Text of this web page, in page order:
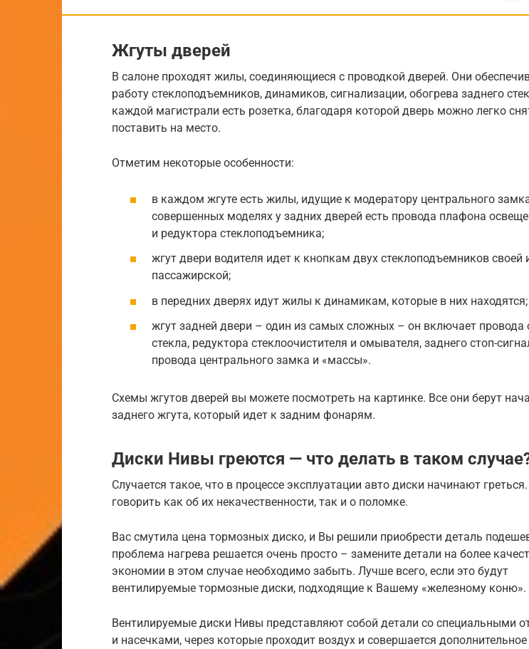
Жгуты дверей
В салоне проходят жилы, соединяющиеся с проводкой дверей. Они
работу стеклоподъемников, динамиков, сигнализации, обогрева заднего
каждой магистрали есть розетка, благодаря которой дверь можно легко
поставить на место.
Отметим некоторые особенности:
в каждом жгуте есть жилы, идущие к модератору центрального
совершенных моделях у задних дверей есть провода плафона
и редуктора стеклоподъемника;
жгут двери водителя идет к кнопкам двух стеклоподъемников своей
пассажирской;
в передних дверях идут жилы к динамикам, которые в них находятся;
жгут задней двери – один из самых сложных – он включает провода
стекла, редуктора стеклоочистителя и омывателя, заднего стоп-
провода центрального замка и «массы».
Схемы жгутов дверей вы можете посмотреть на картинке. Все они берут
заднего жгута, который идет к задним фонарям.
Диски Нивы греются — что делать в таком
Случается такое, что в процессе эксплуатации авто диски начинают
говорить как об их некачественности, так и о поломке.
Вас смутила цена тормозных диско, и Вы решили приобрести деталь
проблема нагрева решается очень просто – замените детали на более
экономии в этом случае необходимо забыть. Лучше всего, если это будут
вентилируемые тормозные диски, подходящие к Вашему «железному коню».
Вентилируемые диски Нивы представляют собой детали со специальными
и насечками, через которые проходит воздух и совершается дополнительное